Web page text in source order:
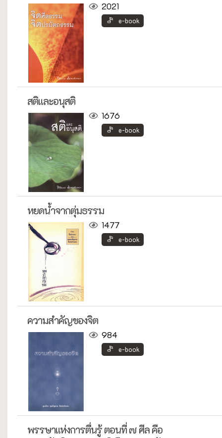
2021
e-book
สติและอนุสติ
1676
e-book
หยดน้ำจากตุ่มธรรม
1477
e-book
ความสำคัญของจิต
984
e-book
พรรษาแห่งการตื่นรู้ ตอนที่ ๗ ศีล คือ